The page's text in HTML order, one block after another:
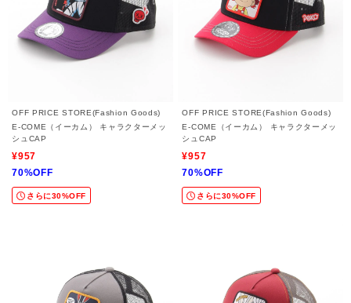
OFF PRICE STORE(Fashion Goods)
E-COME（イーカム） キャラクターメッ
シュCAP
¥957
70%OFF
さらに30%OFF
OFF PRICE STORE(Fashion Goods)
E-COME（イーカム） キャラクターメッ
シュCAP
¥957
70%OFF
さらに30%OFF